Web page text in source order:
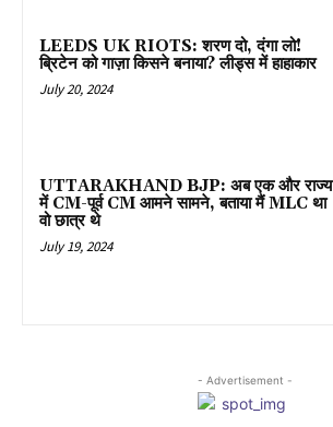
LEEDS UK RIOTS: शरण दो, दंगा लो!
ब्रिटेन को गाज़ा किसने बनाया? लीड्स में हाहाकार
July 20, 2024
UTTARAKHAND BJP: अब एक और राज्य
में CM-पूर्व CM आमने सामने, बताया मैं MLC था
वो छात्र थे
July 19, 2024
- Advertisement -